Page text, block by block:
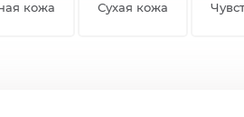
кожа Сухая кожа